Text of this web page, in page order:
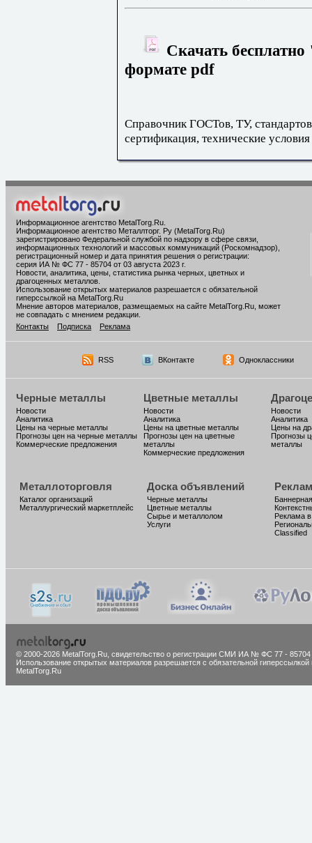
Скачать
формате pdf
Справочник ГОСТов, ТУ,
сертификация, технические условия
Информационное агентство MetalTorg.Ru
Информационное агентство Металлторг. Ру (MetalTorg.Ru)
зарегистрировано Федеральной службой по надзору в сфере связи,
информационных технологий и массовых коммуникаций (Роскомнадзор),
регистрационный номер и дата принятия решения о регистрации:
серия ИА № ФС 77 - 85704 от 03 августа 2023 г.
Новости, аналитика, цены, статистика рынка черных, цветных и
драгоценных металлов.
Использование открытых материалов разрешается с обязательной
гиперссылкой на MetalTorg.Ru
Мнение авторов материалов, размещаемых на сайте MetalTorg.Ru, может
не совпадать с мнением редакции.
Контакты
Подписка Реклама
RSS ВКонтакте Одноклассники
Черные металлы
Новости
Аналитика
Цены на черные металлы
Прогнозы цен на черные металлы
Коммерческие предложения
Цветные металлы
Новости
Аналитика
Цены на цветные металлы
Прогнозы цен на цветные
металлы
Коммерческие предложения
Новости
Аналитика
Цены на
Прогнозы
металлы
Металлоторговля
Каталог организаций
Металлургический маркетплейс
Доска объявлений
Черные металлы
Цветные металлы
Сырье и металлолом
Услуги
Реклама
Classified
© 2000-2026 MetalTorg.Ru, cвидетельство о регистрации СМИ ИА № ФС 77 - 85704
Использование открытых материалов разрешается с обязательной гиперссылкой
MetalTorg.Ru